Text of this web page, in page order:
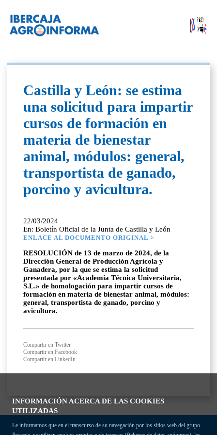
INFORMACIÓN ACERCA DE LAS COOKIES
UTILIZADAS
Le informamos que en el transcurso de su navegación por los sitios web del grupo
Castilla y León: se estima
una solicitud para impartir
cursos de formación en
materia de bienestar
animal, módulos: general,
transportista de ganado,
porcino y avicultura.
22/03/2024
En: Boletín Oficial de la Junta de Castilla y León
ENLACE AL DOCUMENTO ORIGINAL >
RESOLUCIÓN de 13 de marzo de 2024, de la
Dirección General de Producción Agrícola y
Ganadera, por la que se estima la solicitud
presentada por «Academia Técnica Universitaria,
S.L.» de homologación para impartir cursos de
formación en materia de bienestar animal, módulos:
general, transportista de ganado, porcino y
avicultura.
Compartir en Twitter
Compartir en Facebook
Compartir en LinkedIn